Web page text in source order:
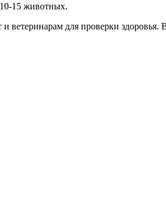
15 животных.
для проверки здоровья.